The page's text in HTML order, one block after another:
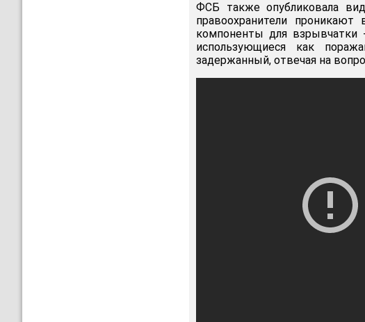
ФСБ также опубликовала
правоохранители
компоненты для
использующиеся как
задержанный, отвечая на